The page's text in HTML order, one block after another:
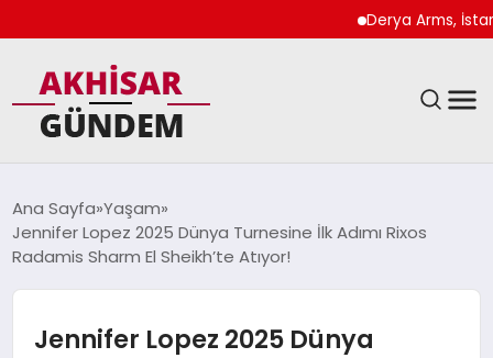
Derya Arms, İstanbul
DÜNYA
Ana Sayfa Yaşam
Jennifer Lopez 2025 Dünya Turnesine İlk Adımı Rixos
Radamis Sharm El Sheikh’te Atıyor!
Jennifer Lopez 2025 Dünya